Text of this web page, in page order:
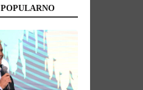
POPULARNO